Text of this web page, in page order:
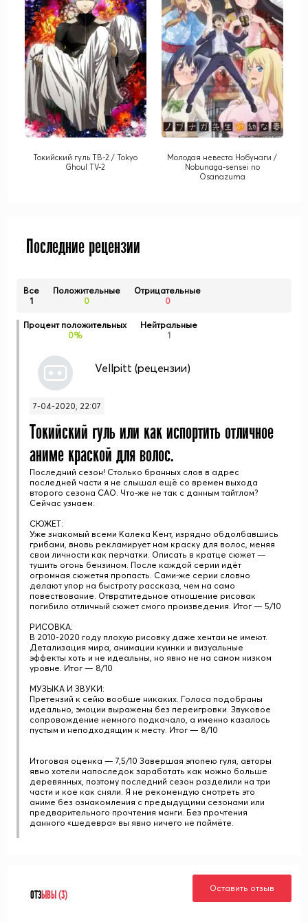
Токийский гуль ТВ-2 / Tokyo
Ghoul TV-2
Молодая невеста Нобунаги /
Nobunaga-sensei no
Osanazuma
Последние рецензии
Все
1
Положительные
0
Отрицательные
0
Процент положительных
0%
Нейтральные
1
Vellpitt (рецензии)
7-04-2020, 22:07
Токийский гуль или как испортить отличное
аниме краской для волос.
Последний сезон! Столько бранных слов в адрес
последней части я не слышал ещё со времен выхода
второго сезона САО. Что-же не так с данным тайтлом?
Сейчас узнаем:
СЮЖЕТ:
Уже знакомый всеми Калека Кент, изрядно обдолбавшись
грибами, вновь рекламирует нам краску для волос, меняя
свои личности как перчатки. Описать в кратце сюжет —
тушить огонь бензином. После каждой серии идёт
огромная сюжетня пропасть. Сами-же серии словно
делают упор на быстроту рассказа, чем на само
повествование. Отвратитедьное отношение рисовак
погибило отличный сюжет смого произведения. Итог — 5/10
РИСОВКА:
В 2010-2020 году плохую рисовку даже хентаи не имеют.
Детализация мира, анимации куинки и визуальные
эффекты хоть и не идеальны, но явно не на самом низком
уровне. Итог — 8/10
МУЗЫКА И ЗВУКИ:
Претензий к сейю вообше никаких. Голоса подобраны
идеально, эмоции выражены без переигровки. Звуковое
сопровождение немного подкачало, а именно казалось
пустым и неподходящим к месту. Итог — 8/10
Итоговая оценка — 7,5/10 Завершая эпопею гуля, авторы
явно хотели напоследок заработать как можно больше
деревянных, поэтому последний сезон разделили на три
части и кое как сняли. Я не рекомендую смотреть это
аниме без ознакомления с предыдущими сезонами или
предварительного прочтения манги. Без прочтения
данного «шедевра» вы явно ничего не поймёте.
ОТЗЫВЫ (3)
Оставить отзыв